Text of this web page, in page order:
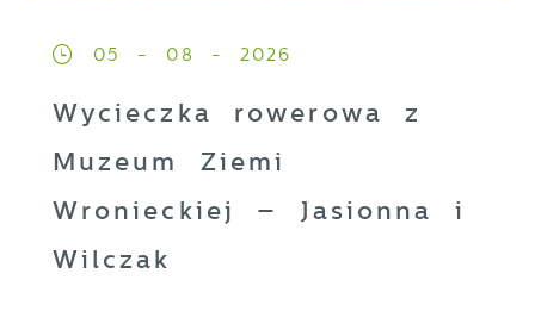
05 - 08 - 2026
Wycieczka rowerowa z
Muzeum Ziemi
Wronieckiej – Jasionna i
Wilczak